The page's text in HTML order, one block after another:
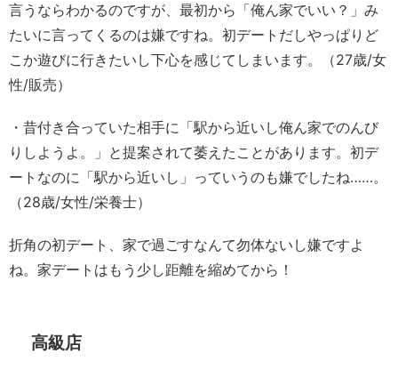
言うならわかるのですが、最初から「俺ん家でいい？」み
たいに言ってくるのは嫌ですね。初デートだしやっぱりど
こか遊びに行きたいし下心を感じてしまいます。（27歳/女
性/販売）
・昔付き合っていた相手に「駅から近いし俺ん家でのんび
りしようよ。」と提案されて萎えたことがあります。初デ
ートなのに「駅から近いし」っていうのも嫌でしたね……。
（28歳/女性/栄養士）
折角の初デート、家で過ごすなんて勿体ないし嫌ですよ
ね。家デートはもう少し距離を縮めてから！
高級店